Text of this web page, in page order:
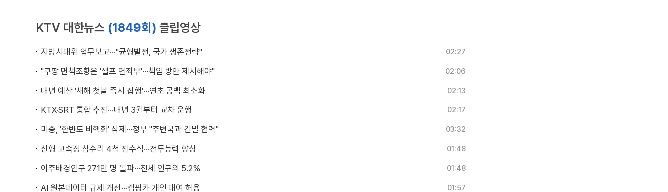
KTV 대한뉴스 (1849회) 클립영상
지방시대위 업무보고···"균형발전, 국가 생존전략" 02:27
"쿠팡 면책조항은 '셀프 면죄부'···책임 방안 제시해야" 02:06
내년 예산 '새해 첫날 즉시 집행'···연초 공백 최소화 02:13
KTX·SRT 통합 추진···내년 3월부터 교차 운행 02:17
미중, '한반도 비핵화' 삭제···정부 "주변국과 긴밀 협력" 03:32
신형 고속정 참수리 4척 진수식···전투능력 향상 01:48
이주배경인구 271만 명 돌파···전체 인구의 5.2% 01:48
AI 원본데이터 규제 개선···캠핑카 개인 대여 허용 01:57